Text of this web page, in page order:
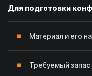
Для подготовки
Материал и его
Требуемый запас